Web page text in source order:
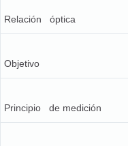
Relación óptica
Objetivo
Principio de medición